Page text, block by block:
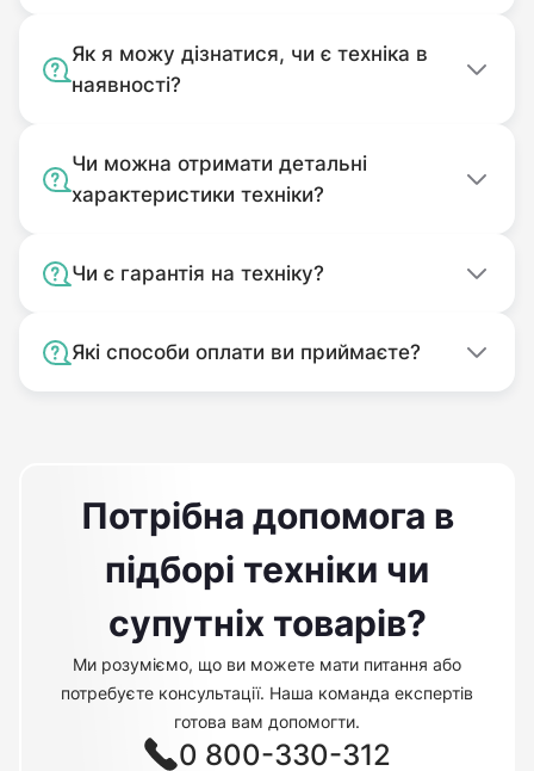
Як я можу дізнатися, чи є техніка в
наявності?
Чи можна отримати детальні
характеристики техніки?
Чи є гарантія на техніку?
Які способи оплати ви приймаєте?
Потрібна допомога в
підборі техніки чи
супутніх товарів?
Ми розуміємо, що ви можете мати питання або
потребуєте консультації. Наша команда експертів
готова вам допомогти.
0 800-330-312